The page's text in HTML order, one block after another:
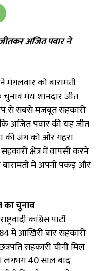
अजित पवार ने
मंगलवार को बारामती
चुनाव मंय शानदार जीत
से सबसे मजबूत सहकारी
कि अजित पवार की यह जीत
की जंग को और गहरा
क्षेत्र में वापसी करने
में अपनी पकड़ और
का चुनाव
कांग्रेस पार्टी
में आखिरी बार सहकारी
सहकारी चीनी मिल
लगभग 40 साल बाद